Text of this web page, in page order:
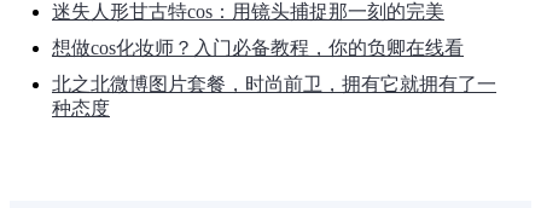
迷失人形甘古特cos：用镜头捕捉那一刻的完美
想做cos化妆师？入门必备教程，你的负卿在线看
北之北微博图片套餐，时尚前卫，拥有它就拥有了一
种态度